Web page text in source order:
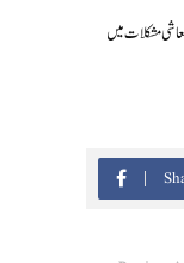
مشکلات میں